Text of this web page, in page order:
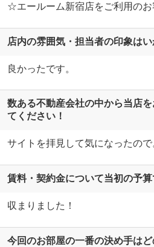
☆エールーム新宿店をご利用の
店内の雰囲気・担当者の印象は
良かったです。
数ある不動産会社の中から当店
てください！
サイトを拝見して気になったので
賃料・契約金について当初の予
収まりました！
今回のお部屋の一番の決め手は